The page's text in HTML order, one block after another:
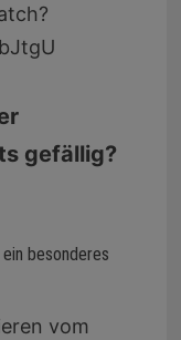
gefällig?
besonderes
vom